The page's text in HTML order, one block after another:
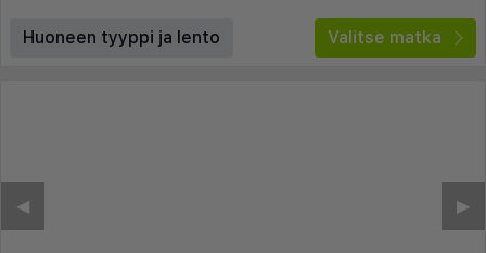
Huoneen tyyppi ja lento Valitse matka
▶︎
◀︎